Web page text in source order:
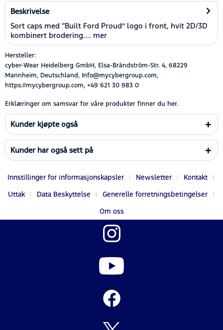
Beskrivelse
Sort caps med “Built Ford Proud” logo i front, hvit 2D/3D
kombinert brodering.... mer
Hersteller:
cyber-Wear Heidelberg GmbH, Elsa-Brändström-Str. 4, 68229
Mannheim, Deutschland, Info@mycybergroup.com,
https://mycybergroup.com, +49 621 30 983 0
Erklæringer om samsvar for våre produkter finner du her.
Kunder kjøpte også
Kunder har også sett på
Innstillinger for informasjonskapsler Newsletter
Kontakt
Uttak
Data Beskyttelse
Generelle forretningsbetingelser
Om oss